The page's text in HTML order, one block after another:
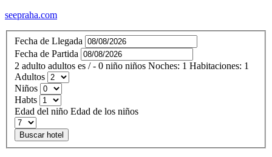
seepraha.com
Fecha de Llegada
Fecha de Partida
2 adulto adultos es / - 0 niño niños Noches: 1 Habitaciones: 1
Adultos
Niños
Habts
Edad del niño Edad de los niños
Buscar hotel